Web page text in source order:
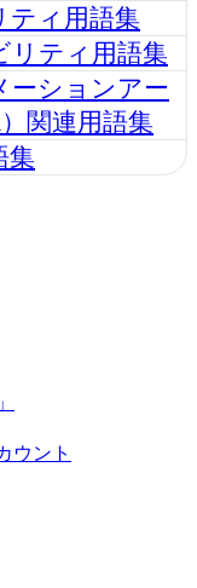
ティ用語集
リティ用語集
ーションアー
関連用語集
集
ウント